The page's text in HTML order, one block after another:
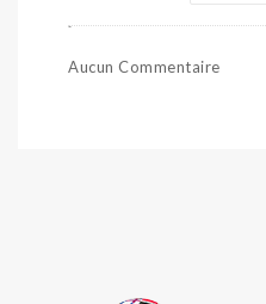
Aucun Commentaire